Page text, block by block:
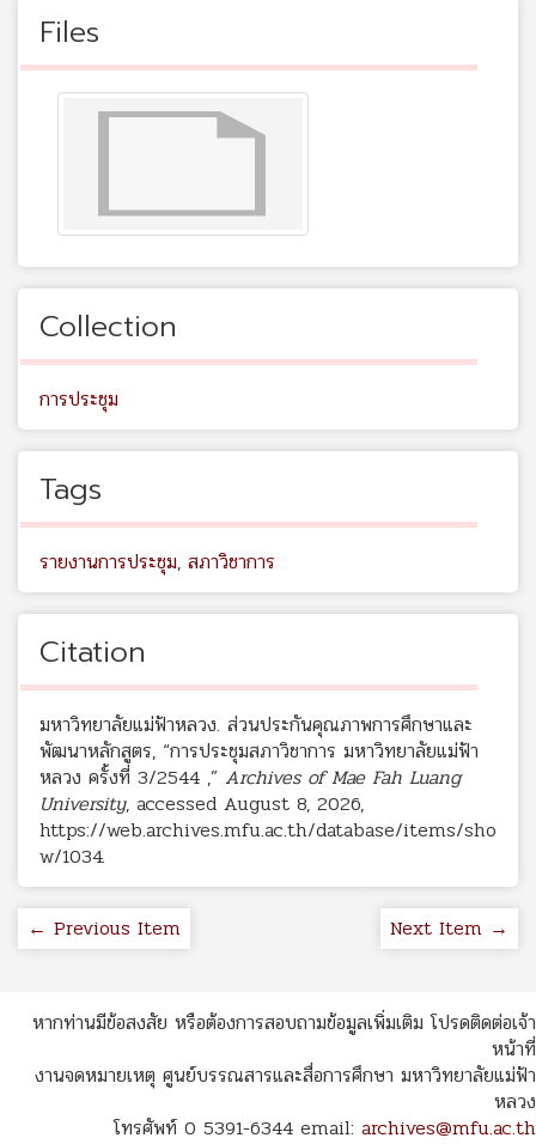
Files
Collection
การประชุม
Tags
รายงานการประชุม, สภาวิชาการ
Citation
มหาวิทยาลัยแม่ฟ้าหลวง. ส่วนประกันคุณภาพการศึกษาและ
พัฒนาหลักสูตร, “การประชุมสภาวิชาการ มหาวิทยาลัยแม่ฟ้า
หลวง ครั้งที่ 3/2544 ,” Archives of Mae Fah Luang
University, accessed August 8, 2026,
https://web.archives.mfu.ac.th/database/items/sho
w/1034.
← Previous Item Next Item →
หากท่านมีข้อสงสัย หรือต้องการสอบถามข้อมูลเพิ่มเติม โปรดติดต่อเจ้า
หน้าที่
งานจดหมายเหตุ ศูนย์บรรณสารและสื่อการศึกษา มหาวิทยาลัยแม่ฟ้า
หลวง
โทรศัพท์ 0 5391-6344 email: archives@mfu.ac.th